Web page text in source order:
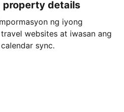
property details
ng iyong
websites at iwasan ang
sync.